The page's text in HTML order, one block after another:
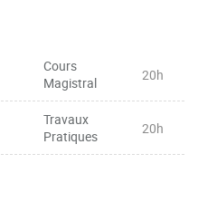
Cours
Magistral
20h
Travaux
Pratiques
20h